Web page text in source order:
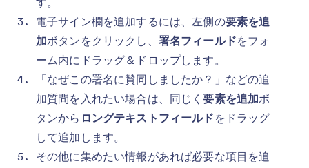
電子サイン欄を追加するには、左側の要素を追
加ボタンをクリックし、 署名フィールドをフォ
ーム内にドラッグ＆ドロップします。
「なぜこの署名に賛同しましたか？」などの追
加質問を入れたい場合は、同じく要素を追加ボ
タンから ロングテキストフィールド をドラッグ
して追加します。
その他に集めたい情報があれば必要な項目を追